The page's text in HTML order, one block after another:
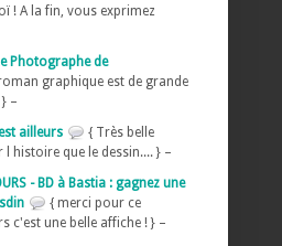
! A la fin, vous exprimez
Photographe de
graphique est de grande
–
ailleurs
{ Très belle
histoire que le dessin.... } –
- BD à Bastia : gagnez une
{ merci pour ce
c'est une belle affiche ! } –